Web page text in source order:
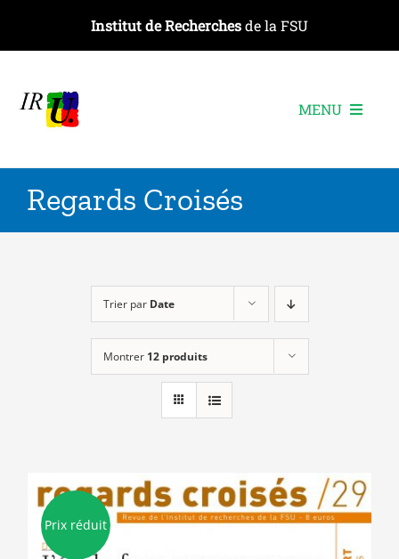
contenu
Institut de Recherchesde la FSU
MENU
Les recherches
Les événements
Regards Croisés
Trier par Date
Montrer 12 produits
Prix réduit